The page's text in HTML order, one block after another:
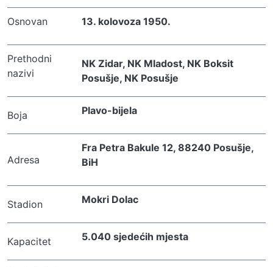
Osnovan 13. kolovoza 1950.
Prethodni
nazivi
NK Zidar, NK Mladost, NK Boksit
Posušje, NK Posušje
Boja Plavo-bijela
Adresa
Fra Petra Bakule 12, 88240 Posušje,
BiH
Stadion Mokri Dolac
Kapacitet 5.040 sjedećih mjesta